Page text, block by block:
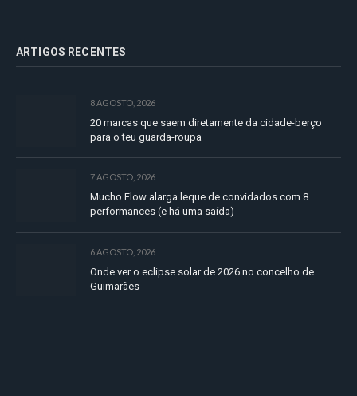
ARTIGOS RECENTES
8 AGOSTO, 2026
20 marcas que saem diretamente da cidade-berço
para o teu guarda-roupa
7 AGOSTO, 2026
Mucho Flow alarga leque de convidados com 8
performances (e há uma saída)
6 AGOSTO, 2026
Onde ver o eclipse solar de 2026 no concelho de
Guimarães